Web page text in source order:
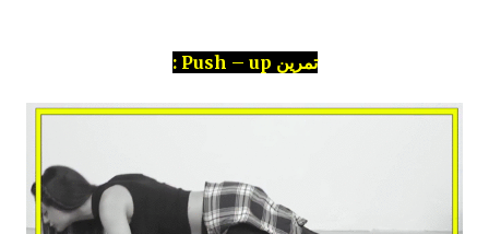
تمرين Push – up :